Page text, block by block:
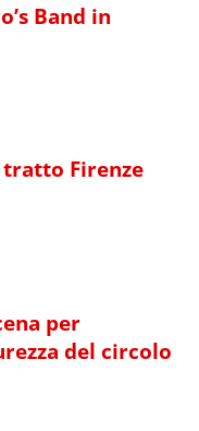
Band in
Firenze
per
del circolo